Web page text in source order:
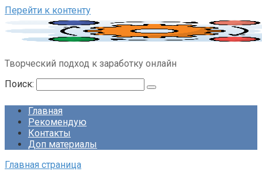
Перейти к контенту
Творческий подход к заработку онлайн
Поиск:
Главная
Рекомендую
Контакты
Доп материалы
Главная страница